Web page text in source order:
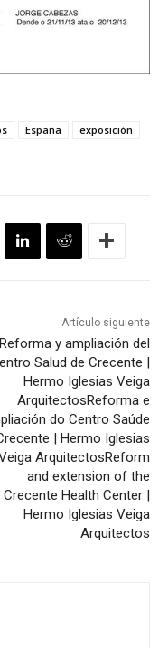
España
exposición
Artículo siguiente
Reforma y ampliación del
Salud de Crecente |
Hermo Iglesias Veiga
ArquitectosReforma e
do Centro Saúde
| Hermo Iglesias
ArquitectosReform
and extension of the
Crecente Health Center |
Hermo Iglesias Veiga
Arquitectos